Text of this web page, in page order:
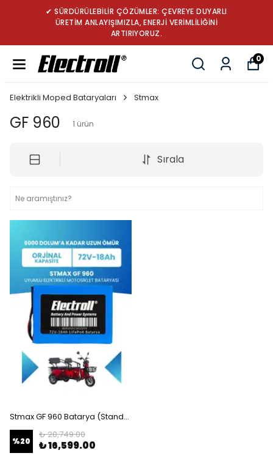
✔ SÜRDÜRÜLEBİLİR ÇÖZÜMLER: ÇEVREYE DUYARLI
ÜRETİM ANLAYIŞIMIZLA, ENERJİ VERİMLİLİĞİNİ
ARTIRIYORUZ.
0
Elektrikli Moped Bataryaları Stmax
GF 960 1 ürün
Sırala
Stmax GF 960 Batarya (Standart Kapasite) LiFePO4 72V 18Ah Elektrikli Motosiklet Bataryası
%20
₺ 20,749.00
₺ 16,599.00